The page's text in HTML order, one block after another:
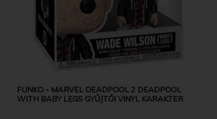
FUNKO - MARVEL DEADPOOL 2 DEADPOOL
WITH BABY LEGS GYŰJTŐI VINYL KARAKTER